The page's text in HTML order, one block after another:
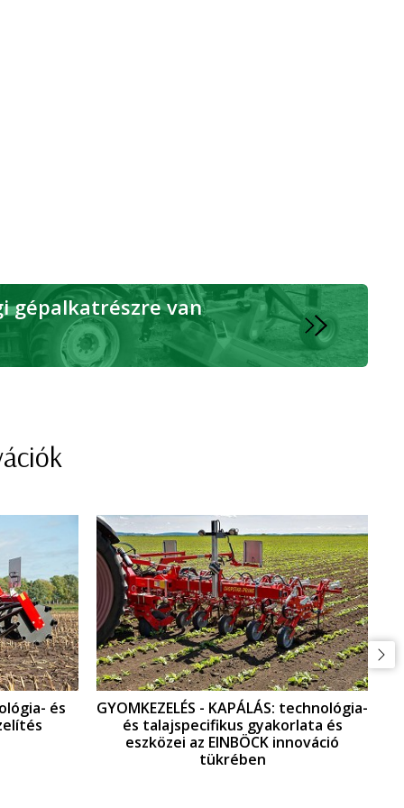
gépalkatrészre van
és
GYOMKEZELÉS - GYOMFÉSÜLÉS:
technológia- és talajspecifikus
gyakorlata és eszközei az EINBÖCK
innováció tükrében